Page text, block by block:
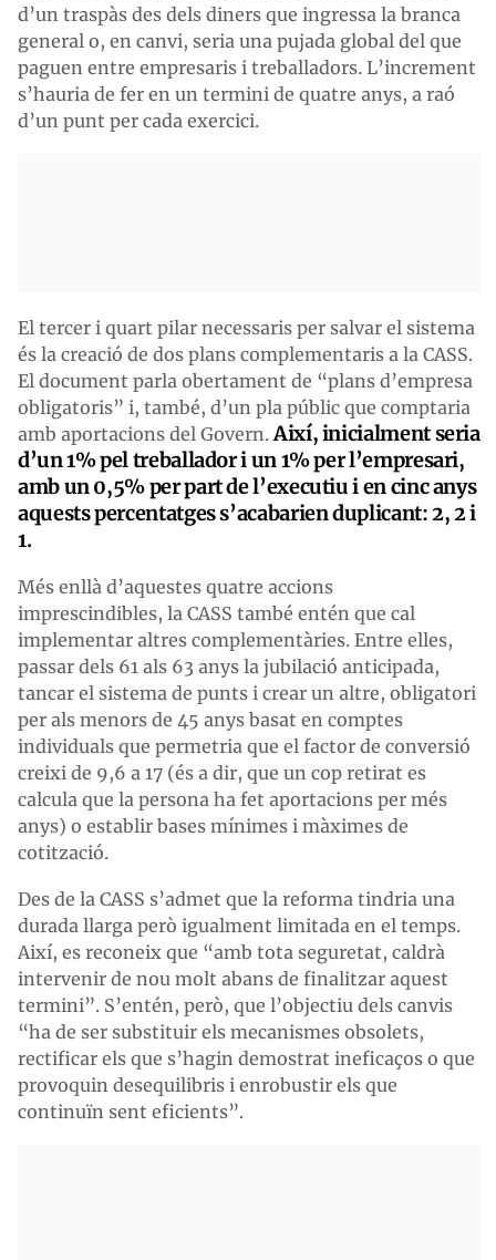
d’un traspàs des dels diners que ingressa la branca
general o, en canvi, seria una pujada global del que
paguen entre empresaris i treballadors. L’increment
s’hauria de fer en un termini de quatre anys, a raó
d’un punt per cada exercici.
El tercer i quart pilar necessaris per salvar el sistema
és la creació de dos plans complementaris a la CASS.
El document parla obertament de “plans d’empresa
obligatoris” i, també, d’un pla públic que comptaria
amb aportacions del Govern. Així, inicialment seria
d’un 1% pel treballador i un 1% per l’empresari,
amb un 0,5% per part de l’executiu i en cinc anys
aquests percentatges s’acabarien duplicant: 2, 2 i
1.
Més enllà d’aquestes quatre accions
imprescindibles, la CASS també entén que cal
implementar altres complementàries. Entre elles,
passar dels 61 als 63 anys la jubilació anticipada,
tancar el sistema de punts i crear un altre, obligatori
per als menors de 45 anys basat en comptes
individuals que permetria que el factor de conversió
creixi de 9,6 a 17 (és a dir, que un cop retirat es
calcula que la persona ha fet aportacions per més
anys) o establir bases mínimes i màximes de
cotització.
Des de la CASS s’admet que la reforma tindria una
durada llarga però igualment limitada en el temps.
Així, es reconeix que “amb tota seguretat, caldrà
intervenir de nou molt abans de finalitzar aquest
termini”. S’entén, però, que l’objectiu dels canvis
“ha de ser substituir els mecanismes obsolets,
rectificar els que s’hagin demostrat ineficaços o que
provoquin desequilibris i enrobustir els que
continuïn sent eficients”.